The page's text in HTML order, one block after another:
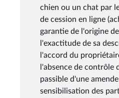
chien ou un chat par
de cession en ligne
garantie de l'origine
l'exactitude de sa
l'accord du
l'absence de contrôle
passible d'une
sensibilisation des